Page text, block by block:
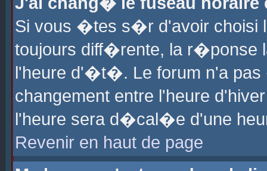
Si vous �tes s�r d'avoir choisi
toujours diff�rente, la r�ponse
l'heure d'�t�. Le forum n'a
changement entre l'heure
l'heure sera d�cal�e d'une
Revenir en haut de page